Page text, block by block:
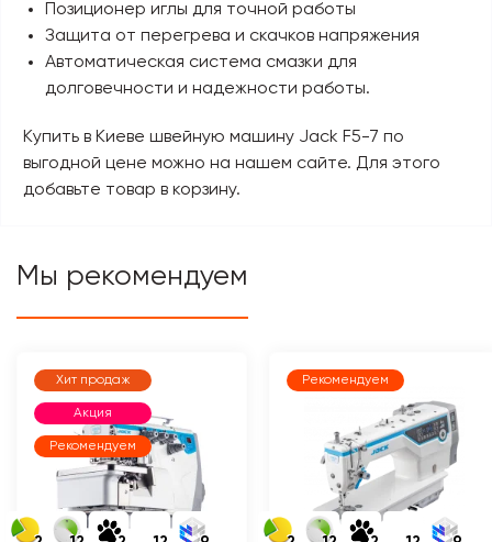
Позиционер иглы для точной работы
Защита от перегрева и скачков напряжения
Автоматическая система смазки для
долговечности и надежности работы.
Купить в Киеве швейную машину Jack F5-7 по
выгодной цене можно на нашем сайте. Для этого
добавьте товар в корзину.
Мы рекомендуем
Хит продаж
Акция
Рекомендуем
Рекомендуем